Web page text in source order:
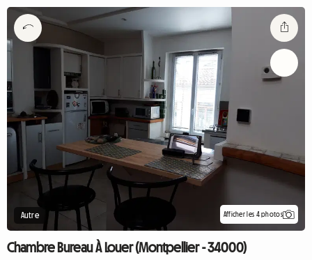
Autre Afficher les 4 photos
Chambre Bureau À Louer (Montpellier - 34000)